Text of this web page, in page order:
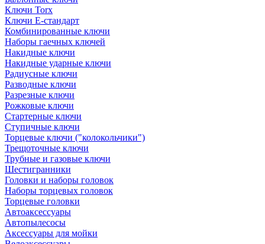
Ключи Torx
Ключи Е-стандарт
Комбинированные ключи
Наборы гаечных ключей
Накидные ключи
Накидные ударные ключи
Радиусные ключи
Разводные ключи
Разрезные ключи
Рожковые ключи
Стартерные ключи
Ступичные ключи
Торцевые ключи ("колокольчики")
Трещоточные ключи
Трубные и газовые ключи
Шестигранники
Головки и наборы головок
Наборы торцевых головок
Торцевые головки
Автоаксессуары
Автопылесосы
Аксессуары для мойки